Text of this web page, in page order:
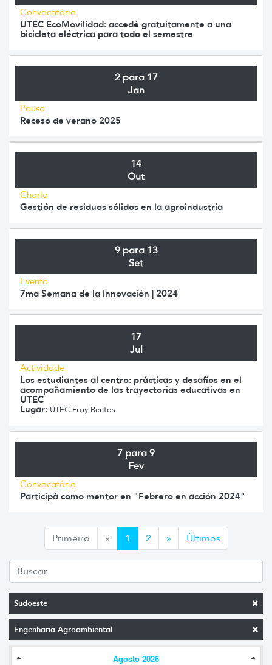
Sudoeste
Engenharia Agroambiental
Agosto 2026
Convocatória
UTEC EcoMovilidad: accedé gratuitamente a una
bicicleta eléctrica para todo el semestre
2 para 17
Jan
Pausa
Receso de verano 2025
14
Out
Charla
Gestión de residuos sólidos en la agroindustria
9 para 13
Set
Evento
7ma Semana de la Innovación | 2024
17
Jul
Actividade
Los estudiantes al centro: prácticas y desafíos en el
acompañamiento de las trayectorias educativas en
UTEC
Lugar: UTEC Fray Bentos
7 para 9
Fev
Convocatória
Participá como mentor en "Febrero en acción 2024"
Primeiro «Anterior
1 2 »Siguiente
Últimos